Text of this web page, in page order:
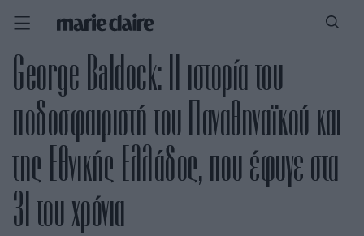
George Baldock: Η ιστορία του
ποδοσφαιριστή του Παναθηναϊκού και
της Εθνικής Ελλάδος, που έφυγε στα
31 του χρόνια